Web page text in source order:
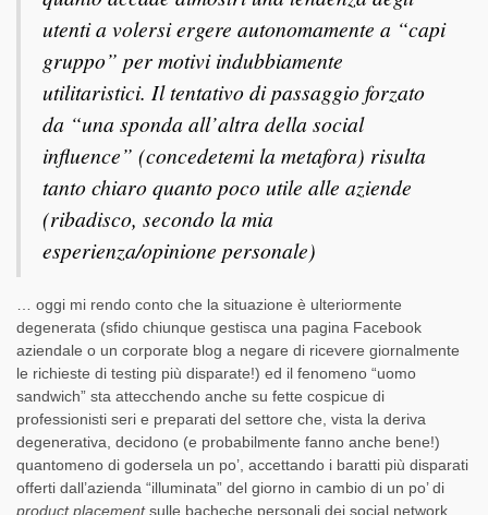
utenti a volersi ergere autonomamente a “capi
gruppo” per motivi indubbiamente
utilitaristici. Il tentativo di passaggio forzato
da “una sponda all’altra della social
influence” (concedetemi la metafora) risulta
tanto chiaro quanto poco utile alle aziende
(ribadisco, secondo la mia
esperienza/opinione personale)
… oggi mi rendo conto che la situazione è ulteriormente
degenerata (sfido chiunque gestisca una pagina Facebook
aziendale o un corporate blog a negare di ricevere giornalmente
le richieste di testing più disparate!) ed il fenomeno “uomo
sandwich” sta attecchendo anche su fette cospicue di
professionisti seri e preparati del settore che, vista la deriva
degenerativa, decidono (e probabilmente fanno anche bene!)
quantomeno di godersela un po’, accettando i baratti più disparati
offerti dall’azienda “illuminata” del giorno in cambio di un po’ di
product placementsulle bacheche personali dei social network